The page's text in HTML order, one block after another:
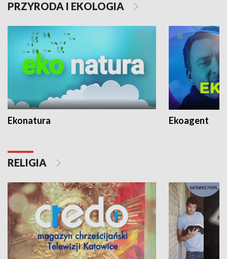
PRZYRODA I EKOLOGIA
Ekonatura Ekoagent
RELIGIA